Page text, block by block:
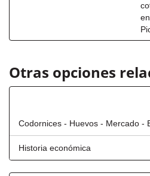
Otras opciones
Codornices - Huevos - Mercado -
Historia económica